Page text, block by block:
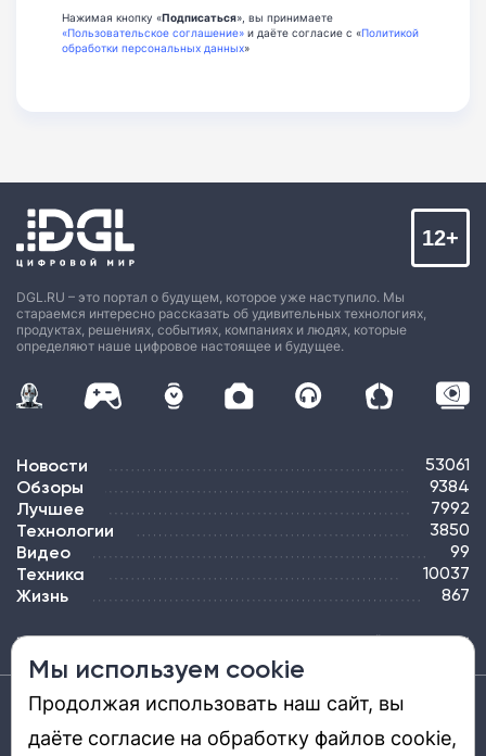
Нажимая кнопку «Подписаться», вы принимаете
«Пользовательское соглашение» и даёте согласие с «Политикой
обработки персональных данных»
DGL.RU – это портал о будущем, которое уже наступило. Мы
стараемся интересно рассказать об удивительных технологиях,
продуктах, решениях, событиях, компаниях и людях, которые
определяют наше цифровое настоящее и будущее.
12+
Новости 53061
Обзоры 9384
Лучшее 7992
Технологии 3850
Видео 99
Техника 10037
Жизнь 867
ПОДПИСКА РЕКЛАМА КОНТАКТЫ КАРТА САЙТА ТЭГИ
Средство массовой информации «DGL.RU — Цифровой мир» (www.dgl.ru).
Реестровая запись средства массовой информации (СМИ) сетевого издания ЭЛ №
ФС 77 - 81669, выдано Роскомнадзором 27.08.2021. Учредитель: ООО «ДиДжиЭль».
Главный редактор: Шкред Т. В. Телефон редакции +7901-907-1590. Адрес
Мы используем cookie
Продолжая использовать наш сайт, вы
даёте согласие на обработку файлов cookie,